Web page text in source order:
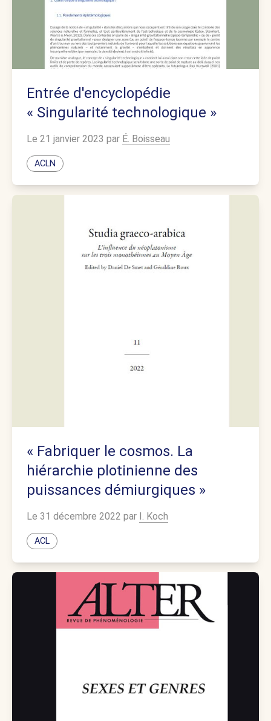
Entrée d'encyclopédie
« Singularité technologique »
Le 21 janvier 2023 par É. Boisseau
ACLN
« Fabriquer le cosmos. La
hiérarchie plotinienne des
puissances démiurgiques »
Le 31 décembre 2022 par I. Koch
ACL